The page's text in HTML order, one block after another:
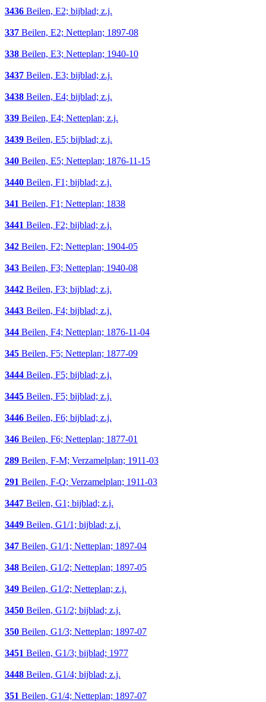
3436 Beilen, E2; bijblad; z.j.
337 Beilen, E2; Netteplan; 1897-08
338 Beilen, E3; Netteplan; 1940-10
3437 Beilen, E3; bijblad; z.j.
3438 Beilen, E4; bijblad; z.j.
339 Beilen, E4; Netteplan; z.j.
3439 Beilen, E5; bijblad; z.j.
340 Beilen, E5; Netteplan; 1876-11-15
3440 Beilen, F1; bijblad; z.j.
341 Beilen, F1; Netteplan; 1838
3441 Beilen, F2; bijblad; z.j.
342 Beilen, F2; Netteplan; 1904-05
343 Beilen, F3; Netteplan; 1940-08
3442 Beilen, F3; bijblad; z.j.
3443 Beilen, F4; bijblad; z.j.
344 Beilen, F4; Netteplan; 1876-11-04
345 Beilen, F5; Netteplan; 1877-09
3444 Beilen, F5; bijblad; z.j.
3445 Beilen, F5; bijblad; z.j.
3446 Beilen, F6; bijblad; z.j.
346 Beilen, F6; Netteplan; 1877-01
289 Beilen, F-M; Verzamelplan; 1911-03
291 Beilen, F-Q; Verzamelplan; 1911-03
3447 Beilen, G1; bijblad; z.j.
3449 Beilen, G1/1; bijblad; z.j.
347 Beilen, G1/1; Netteplan; 1897-04
348 Beilen, G1/2; Netteplan; 1897-05
349 Beilen, G1/2; Netteplan; z.j.
3450 Beilen, G1/2; bijblad; z.j.
350 Beilen, G1/3; Netteplan; 1897-07
3451 Beilen, G1/3; bijblad; 1977
3448 Beilen, G1/4; bijblad; z.j.
351 Beilen, G1/4; Netteplan; 1897-07